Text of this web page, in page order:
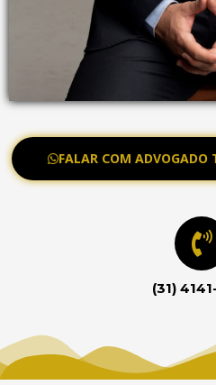
FALAR COM
(31)